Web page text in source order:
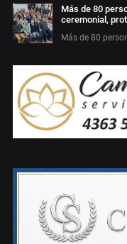
Más de 80
ceremonial,
Más de 80